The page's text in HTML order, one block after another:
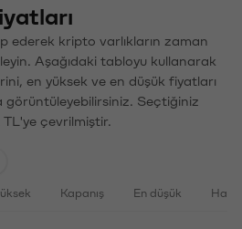
ederek kripto varlıkların zaman
Aşağıdaki tabloyu kullanarak
en yüksek ve en düşük fiyatları
görüntüleyebilirsiniz. Seçtiğiniz
çevrilmiştir.
Kapanış En düşük